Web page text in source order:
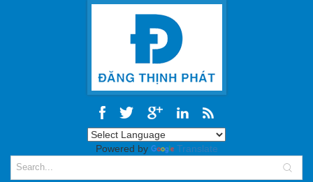
Powered by Translate